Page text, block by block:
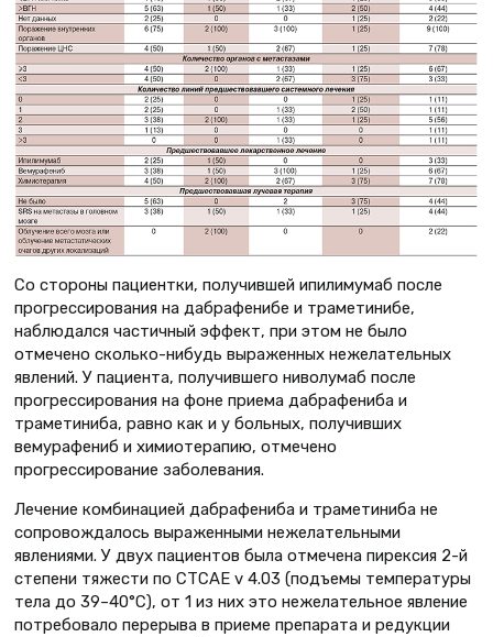
Со стороны пациентки, получившей ипилимумаб после
прогрессирования на дабрафенибе и траметинибе,
наблюдался частичный эффект, при этом не было
отмечено сколько-нибудь выраженных нежелательных
явлений. У пациента, получившего ниволумаб после
прогрессирования на фоне приема дабрафениба и
траметиниба, равно как и у больных, получивших
вемурафениб и химиотерапию, отмечено
прогрессирование заболевания.
Лечение комбинацией дабрафениба и траметиниба не
сопровождалось выраженными нежелательными
явлениями. У двух пациентов была отмечена пирексия 2-й
степени тяжести по СТСАЕ v 4.03 (подъемы температуры
тела до 39–40°С), от 1 из них это нежелательное явление
потребовало перерыва в приеме препарата и редукции